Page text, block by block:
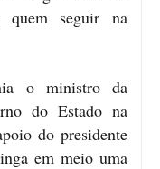
quem seguir na
o ministro da
do Estado na
do presidente
em meio uma